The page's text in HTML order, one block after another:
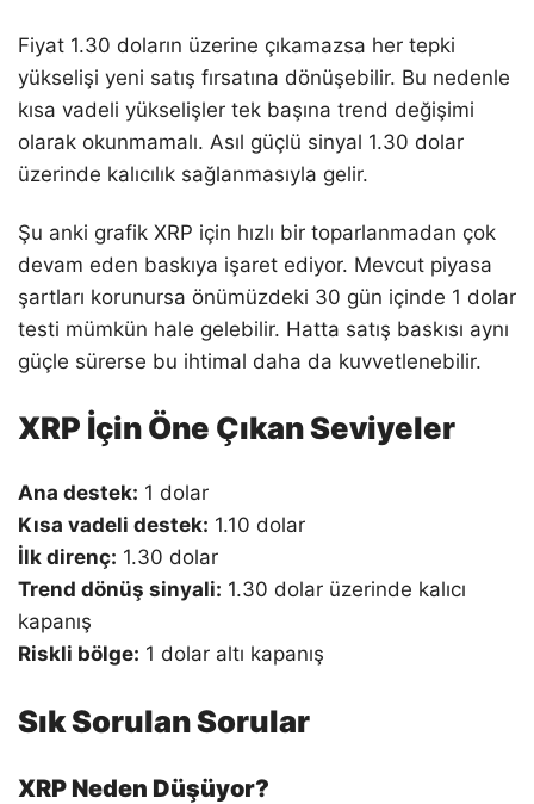
Fiyat 1.30 doların üzerine çıkamazsa her tepki
yükselişi yeni satış fırsatına dönüşebilir. Bu nedenle
kısa vadeli yükselişler tek başına trend değişimi
olarak okunmamalı. Asıl güçlü sinyal 1.30 dolar
üzerinde kalıcılık sağlanmasıyla gelir.
Şu anki grafik XRP için hızlı bir toparlanmadan çok
devam eden baskıya işaret ediyor. Mevcut piyasa
şartları korunursa önümüzdeki 30 gün içinde 1 dolar
testi mümkün hale gelebilir. Hatta satış baskısı aynı
güçle sürerse bu ihtimal daha da kuvvetlenebilir.
XRP İçin Öne Çıkan Seviyeler
Ana destek: 1 dolar
Kısa vadeli destek: 1.10 dolar
İlk direnç: 1.30 dolar
Trend dönüş sinyali: 1.30 dolar üzerinde kalıcı
kapanış
Riskli bölge: 1 dolar altı kapanış
Sık Sorulan Sorular
XRP Neden Düşüyor?